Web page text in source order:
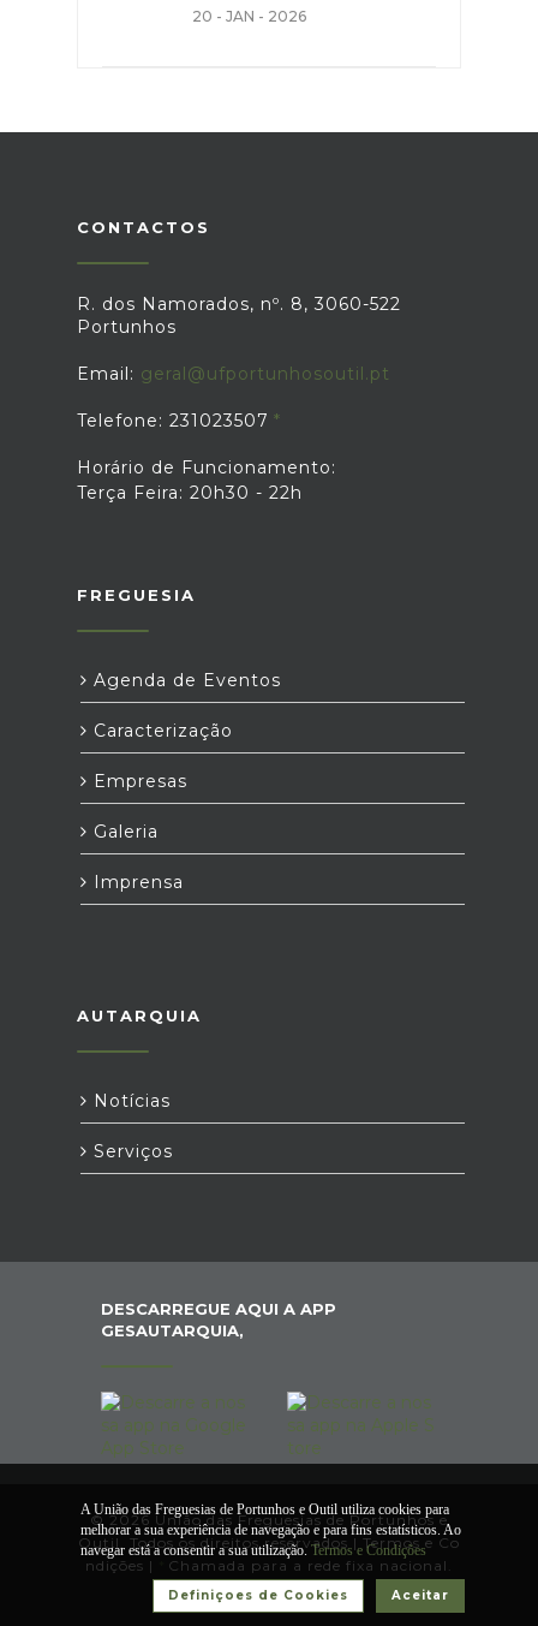
20 - JAN - 2026
CONTACTOS
R. dos Namorados, nº. 8, 3060-522
Portunhos
Email: geral@ufportunhosoutil.pt
Telefone: 231023507
Horário de Funcionamento:
Terça Feira: 20h30 - 22h
FREGUESIA
Agenda de Eventos
Caracterização
Empresas
Galeria
Imprensa
AUTARQUIA
Notícias
Serviços
DESCARREGUE AQUI A APP
GESAUTARQUIA,
© 2026 União das Freguesias de Portunhos e
Outil. Todos os direitos reservados | Termos e Co
ndições | Chamada para a rede fixa nacional.
A União das Freguesias de Portunhos e Outil utiliza cookies para
melhorar a sua experiência de navegação e para fins estatísticos. Ao
navegar está a consentir a sua utilização.Termos e Condições
Aceitar
Definiçoes de Cookies